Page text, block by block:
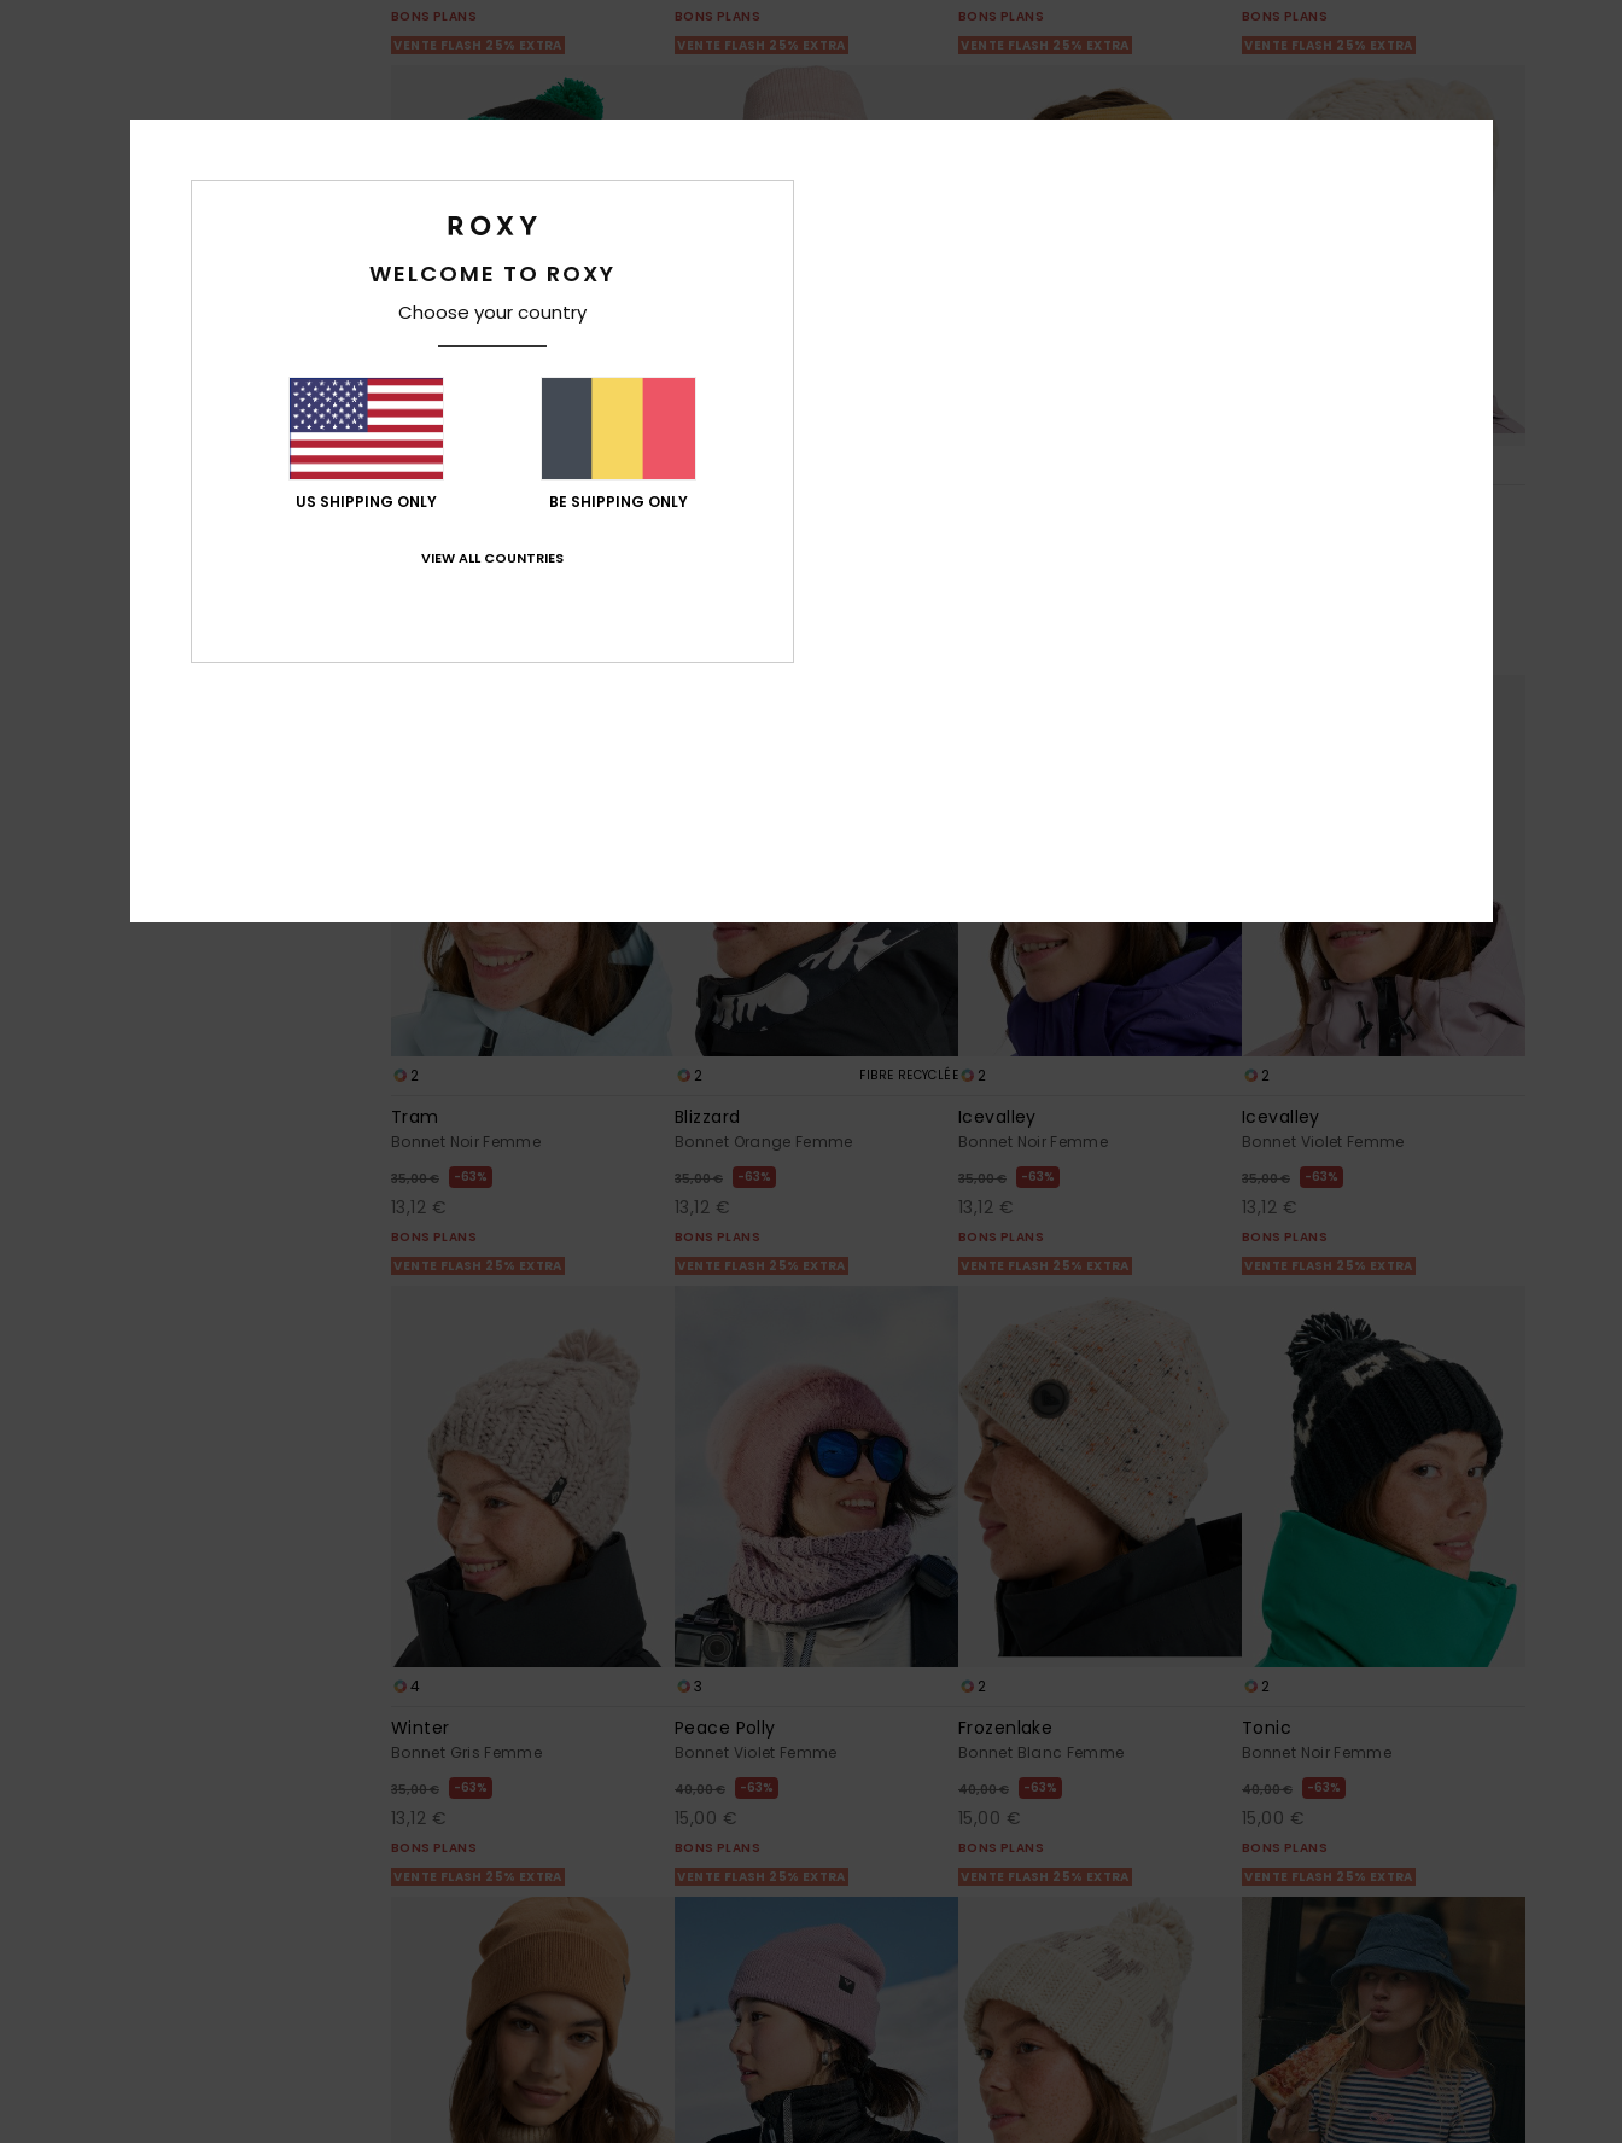
BONS PLANS
VENTE FLASH 25% EXTRA
BONS PLANS
VENTE FLASH 25% EXTRA
BONS PLANS
VENTE FLASH 25% EXTRA
BONS PLANS
VENTE FLASH 25% EXTRA
2
Peak Chic
40,00 € 63%
Feeling Good
2
Tram
Bonnet Noir Femme
35,00 € 63%
13,12 €
BONS PLANS
VENTE FLASH 25% EXTRA
2 FIBRE RECYCLÉE
Blizzard
Bonnet Orange Femme
35,00 € 63%
13,12 €
BONS PLANS
VENTE FLASH 25% EXTRA
2
Icevalley
Bonnet Noir Femme
35,00 € 63%
13,12 €
BONS PLANS
VENTE FLASH 25% EXTRA
2
Icevalley
Bonnet Violet Femme
35,00 € 63%
13,12 €
BONS PLANS
VENTE FLASH 25% EXTRA
4
Winter
Bonnet Gris Femme
35,00 € 63%
13,12 €
BONS PLANS
VENTE FLASH 25% EXTRA
3
Peace Polly
Bonnet Violet Femme
40,00 € 63%
15,00 €
BONS PLANS
VENTE FLASH 25% EXTRA
2
Frozenlake
Bonnet Blanc Femme
40,00 € 63%
15,00 €
BONS PLANS
VENTE FLASH 25% EXTRA
2
Tonic
Bonnet Noir Femme
40,00 € 63%
15,00 €
BONS PLANS
VENTE FLASH 25% EXTRA
WELCOME TO ROXY
Choose your country
US SHIPPING ONLY BE SHIPPING ONLY
VIEW ALL COUNTRIES